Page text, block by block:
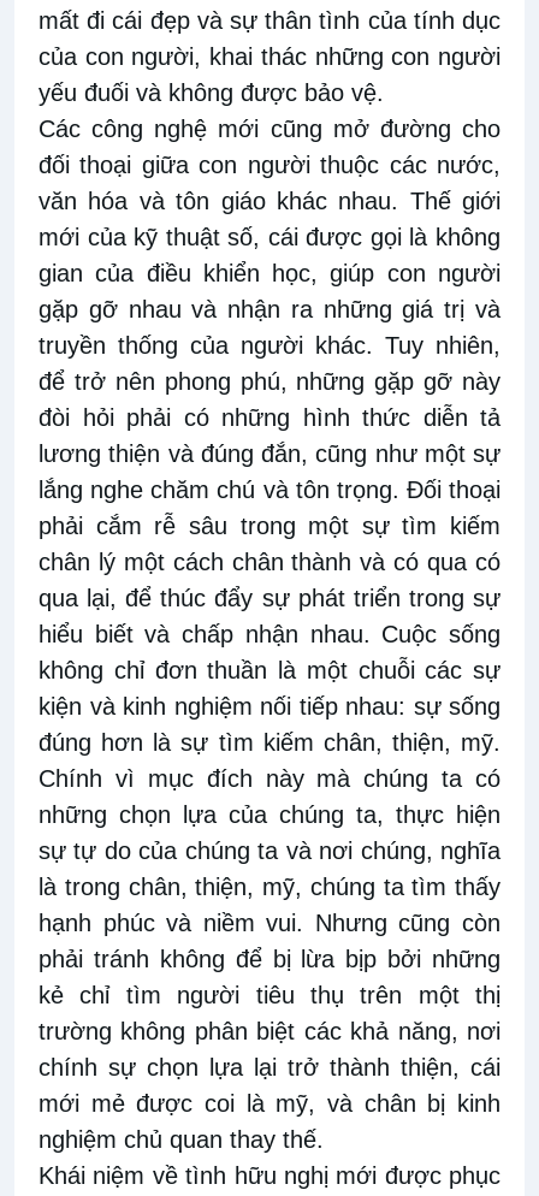
mất đi cái đẹp và sự thân tình của tính dục
của con người, khai thác những con người
yếu đuối và không được bảo vệ.
Các công nghệ mới cũng mở đường cho
đối thoại giữa con người thuộc các nước,
văn hóa và tôn giáo khác nhau. Thế giới
mới của kỹ thuật số, cái được gọi là không
gian của điều khiển học, giúp con người
gặp gỡ nhau và nhận ra những giá trị và
truyền thống của người khác. Tuy nhiên,
để trở nên phong phú, những gặp gỡ này
đòi hỏi phải có những hình thức diễn tả
lương thiện và đúng đắn, cũng như một sự
lắng nghe chăm chú và tôn trọng. Đối thoại
phải cắm rễ sâu trong một sự tìm kiếm
chân lý một cách chân thành và có qua có
qua lại, để thúc đẩy sự phát triển trong sự
hiểu biết và chấp nhận nhau. Cuộc sống
không chỉ đơn thuần là một chuỗi các sự
kiện và kinh nghiệm nối tiếp nhau: sự sống
đúng hơn là sự tìm kiếm chân, thiện, mỹ.
Chính vì mục đích này mà chúng ta có
những chọn lựa của chúng ta, thực hiện
sự tự do của chúng ta và nơi chúng, nghĩa
là trong chân, thiện, mỹ, chúng ta tìm thấy
hạnh phúc và niềm vui. Nhưng cũng còn
phải tránh không để bị lừa bịp bởi những
kẻ chỉ tìm người tiêu thụ trên một thị
trường không phân biệt các khả năng, nơi
chính sự chọn lựa lại trở thành thiện, cái
mới mẻ được coi là mỹ, và chân bị kinh
nghiệm chủ quan thay thế.
Khái niệm về tình hữu nghị mới được phục